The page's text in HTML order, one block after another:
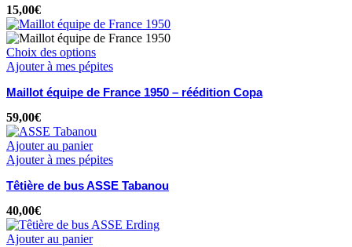
15,00€
Choix des options
Ajouter à mes pépites
Maillot équipe de France 1950 – réédition Copa
59,00€
Ajouter au panier
Ajouter à mes pépites
Têtière de bus ASSE Tabanou
40,00€
Ajouter au panier